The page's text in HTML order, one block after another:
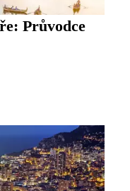
Průvodce